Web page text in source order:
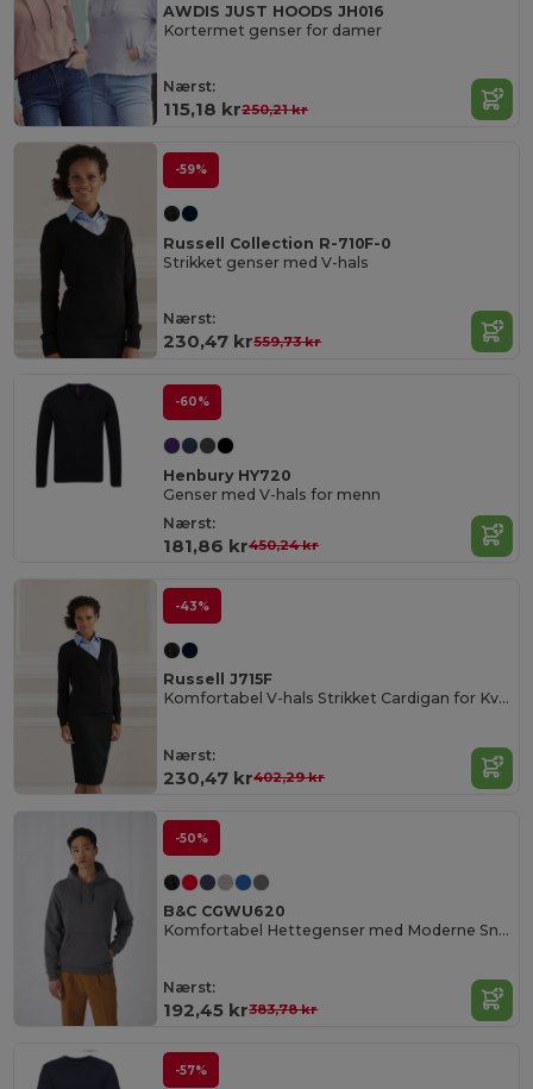
AWDIS JUST HOODS JH016
Kortermet genser for damer
Nærst:
115,18 kr250,21 kr
-59%
Russell Collection R-710F-0
Strikket genser med V-hals
Nærst:
230,47 kr559,73 kr
-60%
Henbury HY720
Genser med V-hals for menn
Nærst:
181,86 kr450,24 kr
-43%
Russell J715F
Komfortabel V-hals Strikket Cardigan for Kvinner
Nærst:
230,47 kr402,29 kr
-50%
B&C CGWU620
Komfortabel Hettegenser med Moderne Snitt
Nærst:
192,45 kr383,78 kr
-57%